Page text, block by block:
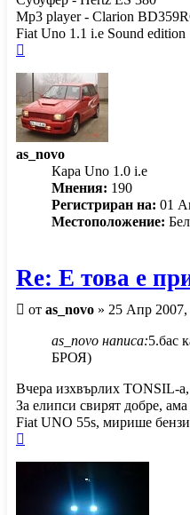
Mp3 player - Clarion
Fiat Uno 1.1 i.e Sound edition
в
началото
as_novo
Кара Uno 1.0 i.e
Мнения: 190
Регистриран на: 01
Местоположение:
Re: Е това е
Мнение
от as_novo » 25 Апр 2007,
as_novo написа:5.бас
БРОЯ)
Вчера изхвърлих TONSIL-
За елипси свирят добре, ама
Fiat UNO 55s, мирише
началото